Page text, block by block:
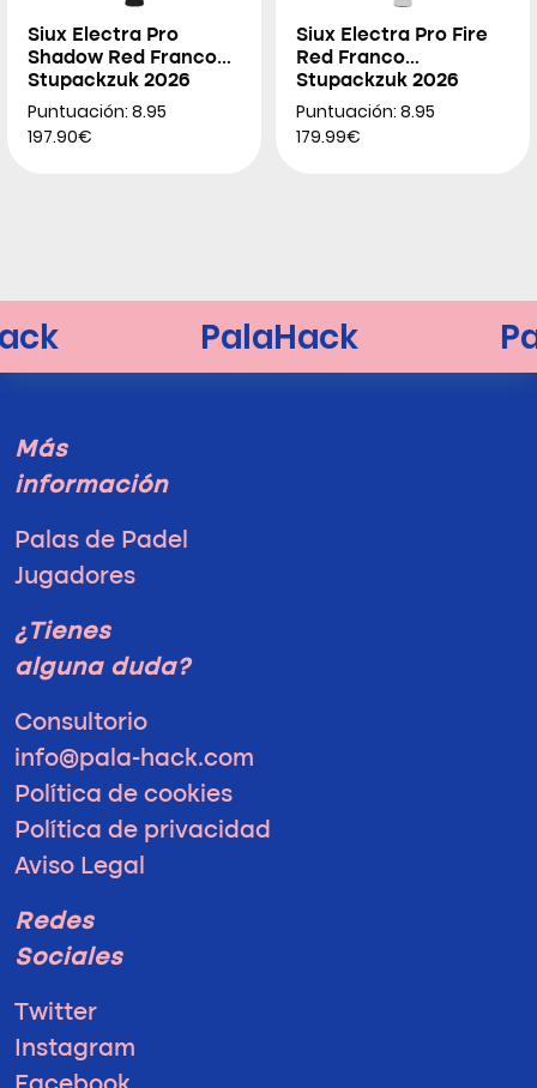
Siux Electra Pro
Shadow Red Franco
Stupackzuk 2026
Puntuación: 8.95
197.90€
Siux Electra Pro Fire
Red Franco
Stupackzuk 2026
Puntuación: 8.95
179.99€
Más
información
Palas de Padel
Jugadores
¿Tienes
alguna duda?
Consultorio
info@pala-hack.com
Política de cookies
Política de privacidad
Aviso Legal
Redes
Sociales
Twitter
Instagram